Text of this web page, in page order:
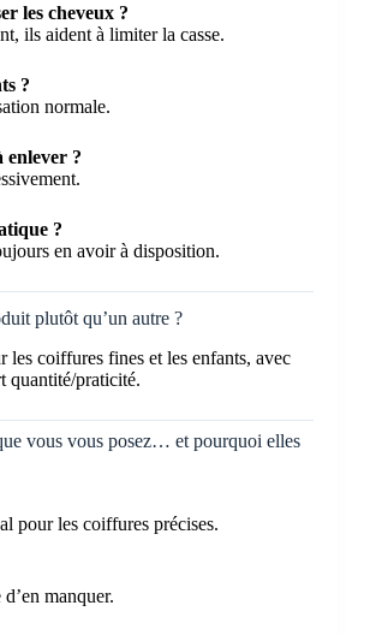
les cheveux ?
ils aident à limiter la casse.
?
normale.
enlever ?
?
en avoir à disposition.
plutôt qu’un autre ?
les coiffures fines et les enfants, avec
quantité/praticité.
vous vous posez… et pourquoi elles
pour les coiffures précises.
manquer.